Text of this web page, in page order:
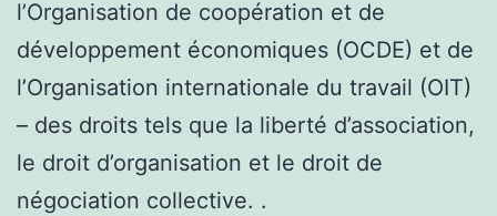
l’Organisation de coopération et de
développement économiques (OCDE) et de
l’Organisation internationale du travail (OIT)
– des droits tels que la liberté d’association,
le droit d’organisation et le droit de
négociation collective. .